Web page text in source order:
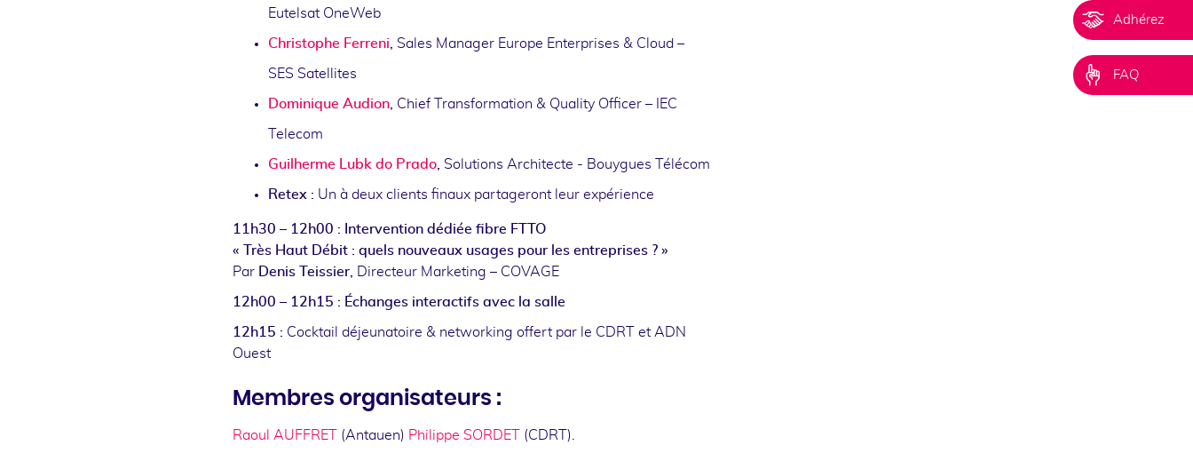
Eutelsat OneWeb
Christophe Ferreni, Sales Manager Europe Enterprises & Cloud –
SES Satellites
Dominique Audion, Chief Transformation & Quality Officer – IEC
Telecom
Guilherme Lubk do Prado, Solutions Architecte - Bouygues Télécom
Retex : Un à deux clients finaux partageront leur expérience
11h30 – 12h00 : Intervention dédiée fibre FTTO
« Très Haut Débit : quels nouveaux usages pour les entreprises ? »
Par Denis Teissier, Directeur Marketing – COVAGE
12h00 – 12h15 : Échanges interactifs avec la salle
12h15 : Cocktail déjeunatoire & networking offert par le CDRT et ADN
Ouest
Membres organisateurs :
Raoul AUFFRET (Antauen) Philippe SORDET (CDRT).
Adhérez
FAQ